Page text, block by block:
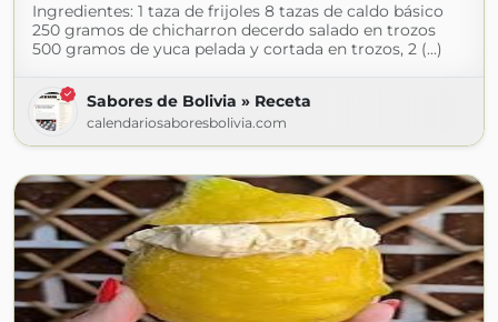
Ingredientes: 1 taza de frijoles 8 tazas de caldo básico
250 gramos de chicharron decerdo salado en trozos
500 gramos de yuca pelada y cortada en trozos, 2 (...)
Sabores de Bolivia » Receta
calendariosaboresbolivia.com